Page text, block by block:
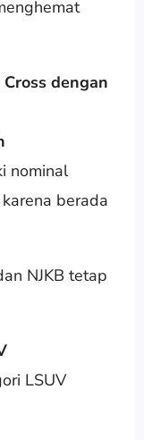
dengan
nominal
berada
NJKB tetap
LSUV